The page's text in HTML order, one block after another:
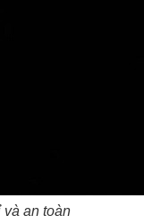
an toàn